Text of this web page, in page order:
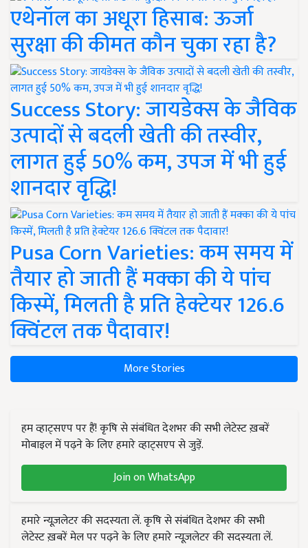
एथेनॉल का अधूरा हिसाब: ऊर्जा
सुरक्षा की कीमत कौन चुका रहा है?
Success Story: जायडेक्स के जैविक
उत्पादों से बदली खेती की तस्वीर,
लागत हुई 50% कम, उपज में भी हुई
शानदार वृद्धि!
Pusa Corn Varieties: कम समय में
तैयार हो जाती हैं मक्का की ये पांच
किस्में, मिलती है प्रति हेक्टेयर 126.6
क्विंटल तक पैदावार!
More Stories
हम व्हाट्सएप पर हैं! कृषि से संबंधित देशभर की सभी लेटेस्ट ख़बरें
मोबाइल में पढ़ने के लिए हमारे व्हाट्सएप से जुड़ें.
Join on WhatsApp
हमारे न्यूज़लेटर की सदस्यता लें. कृषि से संबंधित देशभर की सभी
लेटेस्ट ख़बरें मेल पर पढ़ने के लिए हमारे न्यूज़लेटर की सदस्यता लें.